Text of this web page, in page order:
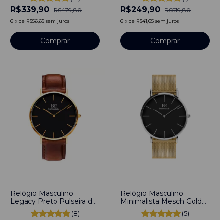
Silver 40mm + Pulseira
Nylon Nato 22mm Aço
Inoxidável banhado a
titânio
R$339,90 R$479,80
6 x de R$56,65 sem juros
Comprar
R$249,90 R$519,80
6 x de R$41,65 sem juros
Comprar
Relógio Masculino
Legacy Preto Pulseira de
Couro Marrom 40mm
Aço Inoxidável banhado a
(8)
Relógio Masculino
Minimalista Mesch Gold
Dourado Full Black
40mm Aço Inoxidável
(5)